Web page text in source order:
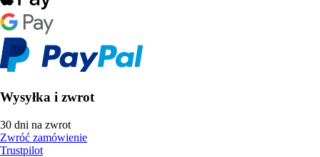
Wysyłka i zwrot
30 dni na zwrot
Zwróć zamówienie
Trustpilot